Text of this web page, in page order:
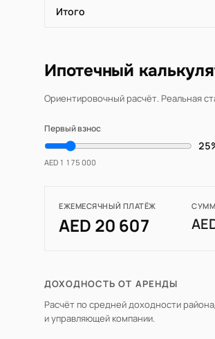
Итого
Ипотечный
Ориентировочный расчёт. Реальная
Первый взнос
AED 1 175 000
ЕЖЕМЕСЯЧНЫЙ ПЛАТЁЖ
AED 20 607
ДОХОДНОСТЬ ОТ АРЕНДЫ
Расчёт по средней доходности района
и управляющей компании.